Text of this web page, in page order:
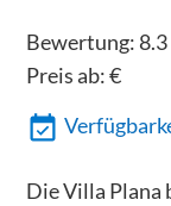
Bewertung: 8.3
Preis ab:€
Die Villa Plana